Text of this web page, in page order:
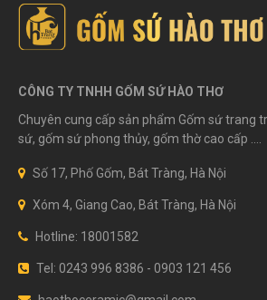
CÔNG TY TNHH GỐM SỨ HÀO THƠ
Chuyên cung cấp sản phẩm Gốm sứ trang
sứ, gốm sứ phong thủy, gốm thờ cao cấp ....
Số 17, Phố Gốm, Bát Tràng, Hà Nội
Xóm 4, Giang Cao, Bát Tràng, Hà Nội
Hotline: 18001582
Tel: 0243 996 8386 - 0903 121 456